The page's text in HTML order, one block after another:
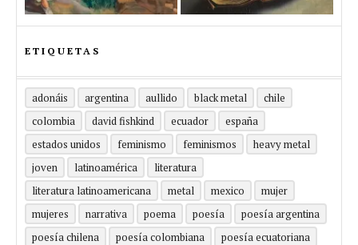
ETIQUETAS
adonáis argentina aullido black metal
chile
colombia
david fishkind ecuador
españa
estados unidos
feminismo feminismos
heavy metal
joven
latinoamérica
literatura
literatura latinoamericana
metal mexico
mujer
mujeres
narrativa poema poesía
poesía argentina
poesía chilena
poesía colombiana
poesía ecuatoriana